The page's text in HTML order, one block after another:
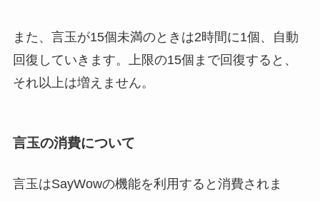
また、言玉が15個未満のときは2時間に1個、自動
回復していきます。上限の15個まで回復すると、
それ以上は増えません。
言玉の消費について
言玉はSayWowの機能を利用すると消費されま